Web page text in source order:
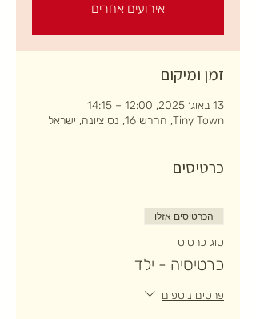
אירועים אחרים
זמן ומיקום
13 באוג׳ 2025, 12:00 – 14:15
Tiny Town, החרש 16, נס ציונה, ישראל
כרטיסים
הכרטיסים אזלו
סוג כרטיס
כרטיסיה - ילד
פרטים נוספים